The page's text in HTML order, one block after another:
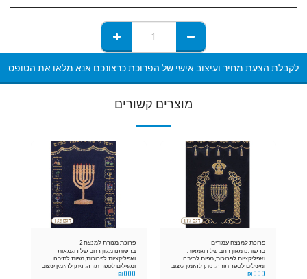
לקבלת הצעת מחיר ועיצוב אישי של הפרוכת כרצונכם אנא מלאו את הטופס
מוצרים קשורים
פרוכת למנצח עמודים
ברשותנו מגוון רחב של דוגמאות
ואפליקציות לפרוכות, מפות לתיבה
ומעילים לספר תורה. ניתן להזמין עיצוב
אישי וייחודי במבחר צבעים
₪000
פרוכת מנורת למנצח 2
ברשותנו מגוון רחב של דוגמאות
ואפליקציות לפרוכות, מפות לתיבה
ומעילים לספר תורה. ניתן להזמין עיצוב
אישי וייחודי במבחר צבעים
₪000